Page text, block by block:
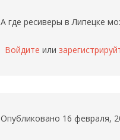
А где ресиверы в Липецке
Войдите или
Опубликовано 16 февраля,